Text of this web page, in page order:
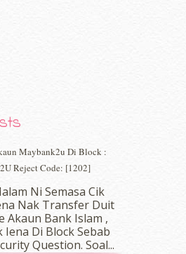
Maybank2u Di Block :
Reject Code: [1202]
Ni Semasa Cik
Nak Transfer Duit
Akaun Bank Islam ,
Iena Di Block Sebab
Question. Soal...